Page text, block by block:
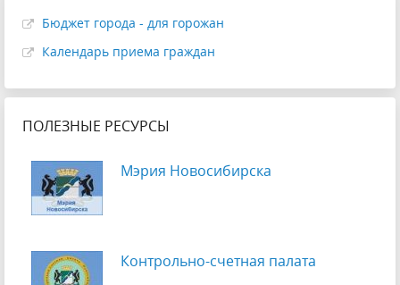
Бюджет города - для горожан
Календарь приема граждан
ПОЛЕЗНЫЕ РЕСУРСЫ
Мэрия Новосибирска
Контрольно-счетная палата